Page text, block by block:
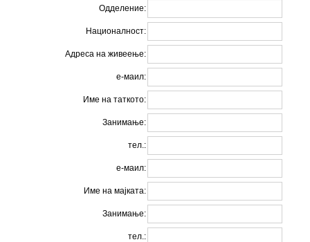
Одделение:
Националност:
Адреса на живеење:
е-маил:
Име на таткото:
Занимање:
тел.:
е-маил:
Име на мајката:
Занимање:
тел.: